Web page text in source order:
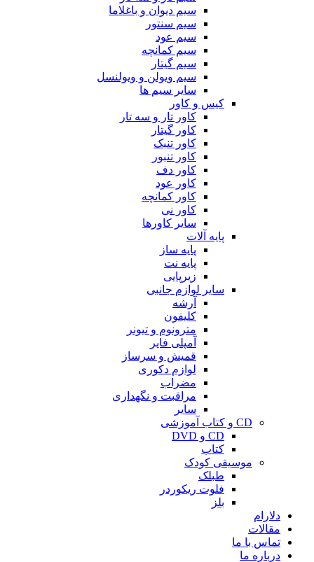
سیم دیوان و باغلاما
سیم سنتور
سیم عود
سیم کمانچه
سیم گیتار
سیم ویولن و ویولنسل
سایر سیم ها
کیس و کاور
کاور تار و سه تار
کاور گیتار
کاور تنبک
کاور تنبور
کاور دف
کاور عود
کاور کمانچه
کاور نی
سایر کاورها
پایه آلات
پایه ساز
پایه نت
زیرپایی
سایر لوازم جانبی
آرشه
کلیفون
مترونوم و تیونر
آمپلی فایر
قمیش و سرساز
لوازم دکوری
مضراب
مراقبت و نگهداری
سایر
CD و کتاب آموزشی
CD و DVD
کتاب
موسیقی کودک
طبلک
فلوت ریکوردر
بلز
دلارام
مقالات
تماس با ما
درباره ما